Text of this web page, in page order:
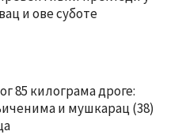
и ове суботе
85 килограма дроге:
и мушкарац (38)